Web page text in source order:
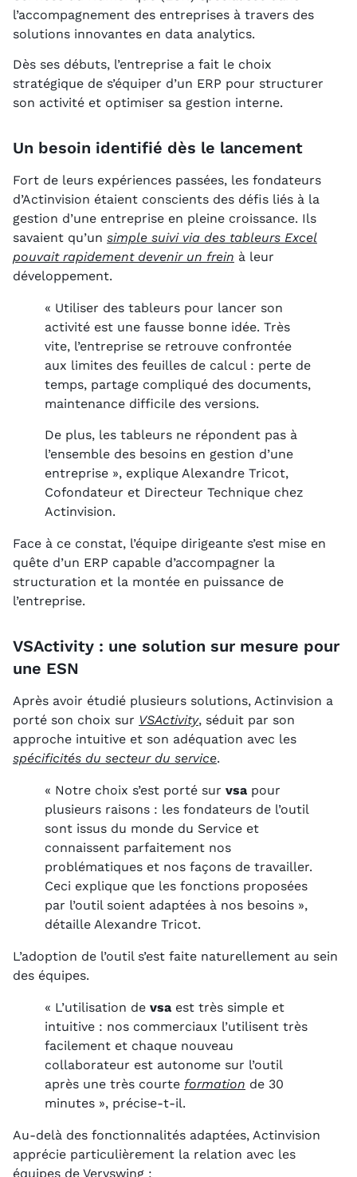
l’accompagnement des entreprises à travers des
solutions innovantes en data analytics.
Dès ses débuts, l’entreprise a fait le choix
stratégique de s’équiper d’un ERP pour structurer
son activité et optimiser sa gestion interne.
Un besoin identifié dès le lancement
Fort de leurs expériences passées, les fondateurs
d’Actinvision étaient conscients des défis liés à la
gestion d’une entreprise en pleine croissance. Ils
savaient qu’un simple suivi via des tableurs Excel
pouvait rapidement devenir un frein à leur
développement.
« Utiliser des tableurs pour lancer son
activité est une fausse bonne idée. Très
vite, l’entreprise se retrouve confrontée
aux limites des feuilles de calcul : perte de
temps, partage compliqué des documents,
maintenance difficile des versions.
De plus, les tableurs ne répondent pas à
l’ensemble des besoins en gestion d’une
entreprise », explique Alexandre Tricot,
Cofondateur et Directeur Technique chez
Actinvision.
Face à ce constat, l’équipe dirigeante s’est mise en
quête d’un ERP capable d’accompagner la
structuration et la montée en puissance de
l’entreprise.
VSActivity : une solution sur mesure pour
une ESN
Après avoir étudié plusieurs solutions, Actinvision a
porté son choix sur VSActivity, séduit par son
approche intuitive et son adéquation avec les
spécificités du secteur du service.
« Notre choix s’est porté sur vsa pour
plusieurs raisons : les fondateurs de l’outil
sont issus du monde du Service et
connaissent parfaitement nos
problématiques et nos façons de travailler.
Ceci explique que les fonctions proposées
par l’outil soient adaptées à nos besoins »,
détaille Alexandre Tricot.
L’adoption de l’outil s’est faite naturellement au sein
des équipes.
« L’utilisation de vsa est très simple et
intuitive : nos commerciaux l’utilisent très
facilement et chaque nouveau
collaborateur est autonome sur l’outil
après une très courte formation de 30
minutes », précise-t-il.
Au-delà des fonctionnalités adaptées, Actinvision
apprécie particulièrement la relation avec les
équipes de Veryswing :